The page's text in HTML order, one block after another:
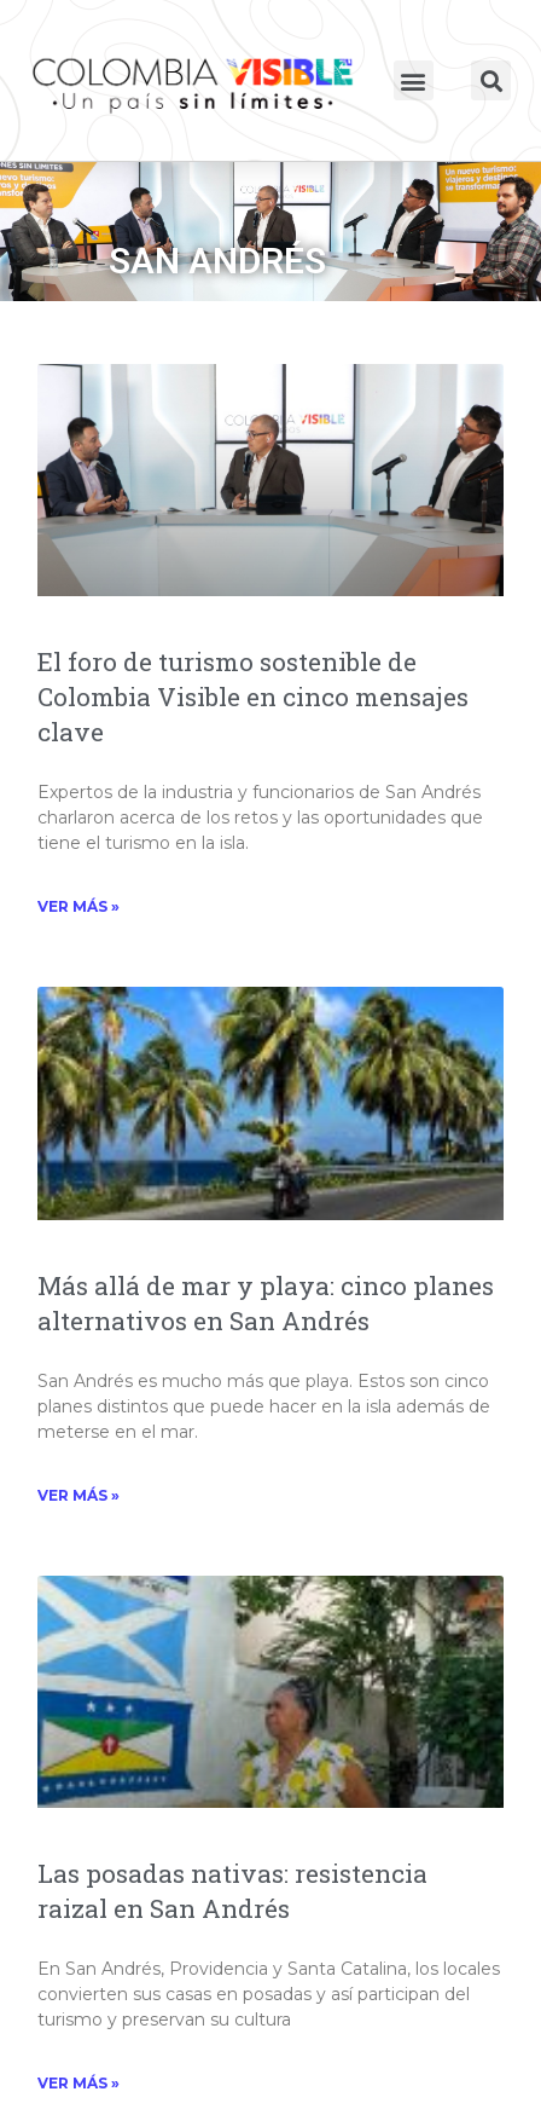
SAN ANDRÉS
El foro de turismo sostenible de
Colombia Visible en cinco mensajes
clave
Expertos de la industria y funcionarios de San Andrés
charlaron acerca de los retos y las oportunidades que
tiene el turismo en la isla.
VER MÁS »
Más allá de mar y playa: cinco planes
alternativos en San Andrés
San Andrés es mucho más que playa. Estos son cinco
planes distintos que puede hacer en la isla además de
meterse en el mar.
VER MÁS »
Las posadas nativas: resistencia
raizal en San Andrés
En San Andrés, Providencia y Santa Catalina, los locales
convierten sus casas en posadas y así participan del
turismo y preservan su cultura
VER MÁS »